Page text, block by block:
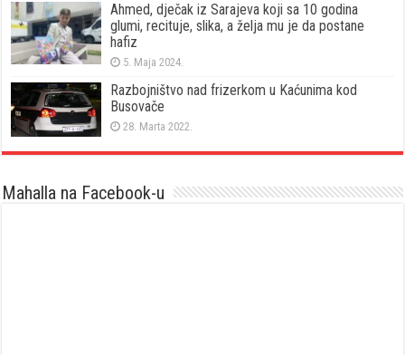
Ahmed, dječak iz Sarajeva koji sa 10 godina
glumi, recituje, slika, a želja mu je da postane
hafiz
5. Maja 2024.
Razbojništvo nad frizerkom u Kaćunima kod
Busovače
28. Marta 2022.
Mahalla na Facebook-u